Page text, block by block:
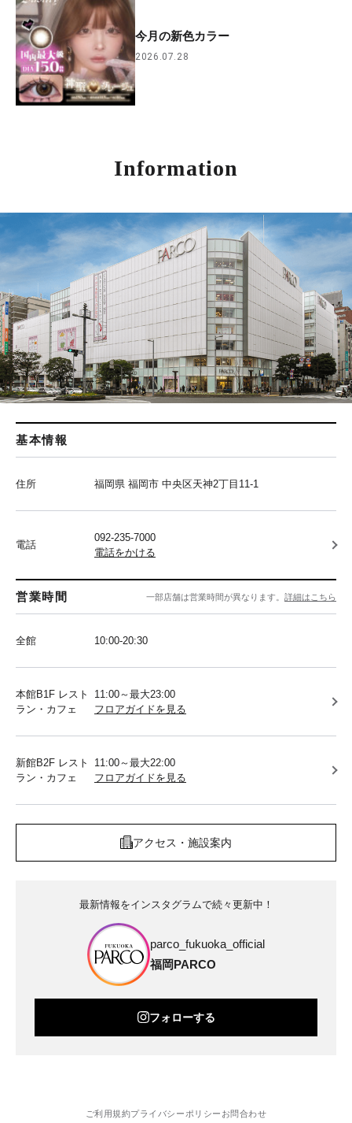
今月の新色カラー
2026.07.28
Information
基本情報
住所 福岡県 福岡市 中央区天神2丁目11-1
電話
092-235-7000
電話をかける
営業時間 一部店舗は営業時間が異なります。 詳細はこちら
全館 10:00-20:30
本館B1F レスト
ラン・カフェ
11:00～最大23:00
フロアガイドを見る
新館B2F レスト
ラン・カフェ
11:00～最大22:00
フロアガイドを見る
アクセス・施設案内
最新情報をインスタグラムで続々更新中！
parco_fukuoka_official
福岡PARCO
フォローする
ご利用規約プライバシーポリシー お問合わせ